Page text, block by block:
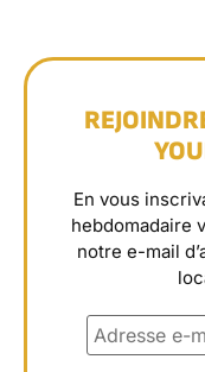
En vous
hebdomadaire
notre e-mail